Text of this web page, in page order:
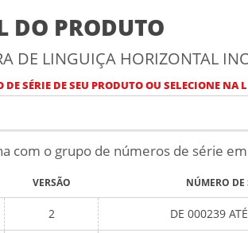
DO PRODUTO
DE LINGUIÇA HORIZONTAL
SÉRIE DE SEU PRODUTO OU SELECIONE NA
com o grupo de números de série
VERSÃO NÚMERO DE
2 DE 000239